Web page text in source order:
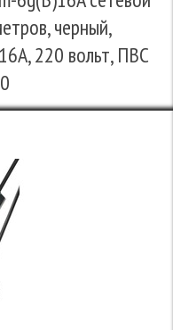
черный,
220 вольт, ПВС